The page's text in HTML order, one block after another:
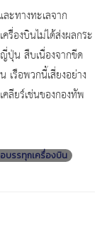
ะทางทะเลจาก
รื่องบินไม่ได้ส่งผลกระ
ปุ่น สืบเนื่องจากขีด
รือพวกนี้เสี่ยงอย่าง
ลียร์เช่นของกองทัพ
อบรรทุกเครื่องบิน